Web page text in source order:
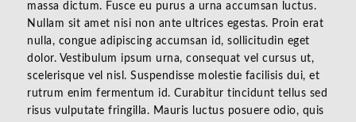
massa dictum. Fusce eu purus a urna accumsan luctus.
Nullam sit amet nisi non ante ultrices egestas. Proin erat
nulla, congue adipiscing accumsan id, sollicitudin eget
dolor. Vestibulum ipsum urna, consequat vel cursus ut,
scelerisque vel nisl. Suspendisse molestie facilisis dui, et
rutrum enim fermentum id. Curabitur tincidunt tellus sed
risus vulputate fringilla. Mauris luctus posuere odio, quis